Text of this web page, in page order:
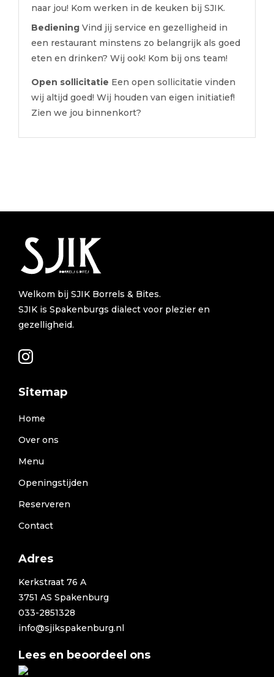
naar jou! Kom werken in de keuken bij SJIK.
Bediening Vind jij service en gezelligheid in
een restaurant minstens zo belangrijk als goed
eten en drinken? Wij ook! Kom bij ons team!
Open sollicitatie Een open sollicitatie vinden
wij altijd goed! Wij houden van eigen initiatief!
Zien we jou binnenkort?
Welkom bij SJIK Borrels & Bites.
SJIK is Spakenburgs dialect voor plezier en
gezelligheid.
Sitemap
Home
Over ons
Menu
Openingstijden
Reserveren
Contact
Adres
Kerkstraat 76 A
3751 AS Spakenburg
033-2851328
info@sjikspakenburg.nl
Lees en beoordeel ons